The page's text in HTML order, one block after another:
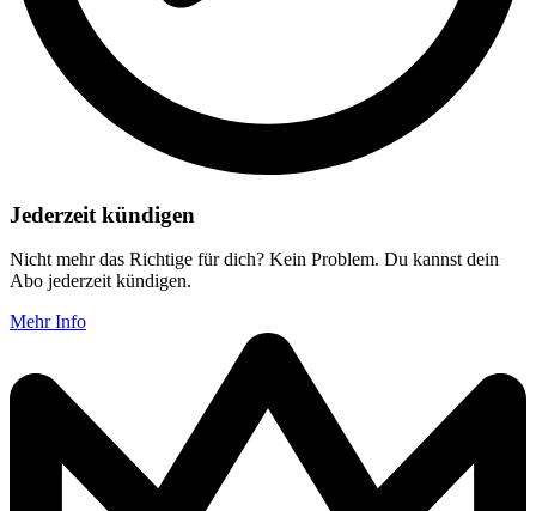
Jederzeit kündigen
Nicht mehr das Richtige für dich? Kein Problem. Du kannst dein
Abo jederzeit kündigen.
Mehr Info